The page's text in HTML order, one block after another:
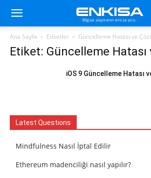
Ana Sayfa Etiketler Güncelleme Hatası ve
Etiket: Güncelleme Hatası
iOS 9 Güncelleme Hatası
Latest Questions
Mindfulness Nasıl İptal Edilir
Ethereum madenciliği nasıl yapılır?